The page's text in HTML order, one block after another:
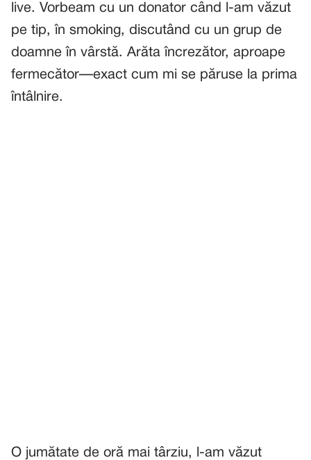
live. Vorbeam cu un donator când l-am văzut
pe tip, în smoking, discutând cu un grup de
doamne în vârstă. Arăta încrezător, aproape
fermecător—exact cum mi se păruse la prima
întâlnire.
O jumătate de oră mai târziu, l-am văzut